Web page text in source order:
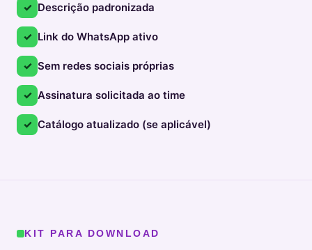
✓ Descrição padronizada
✓ Link do WhatsApp ativo
✓ Sem redes sociais próprias
✓ Assinatura solicitada ao time
✓ Catálogo atualizado (se aplicável)
KIT PARA DOWNLOAD